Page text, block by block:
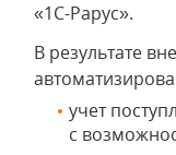
«1С-Рарус».
В результате
учет
с